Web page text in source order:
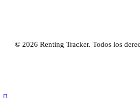
© 2026 Renting Tracker. Todos los